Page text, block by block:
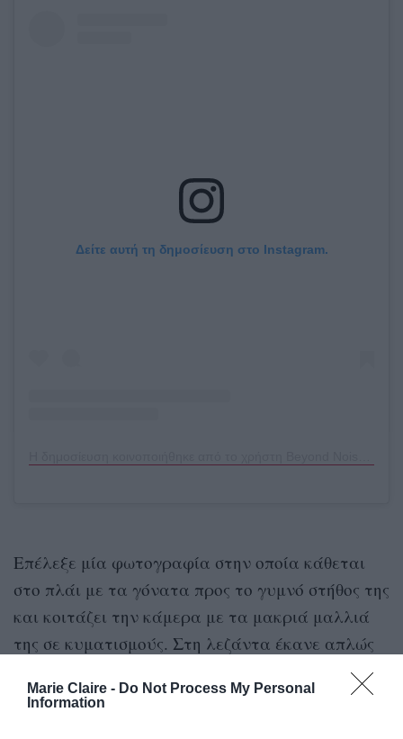
Marie Claire - Do Not Process My Personal
Information
Δείτε αυτή τη δημοσίευση στο Instagram.
Επέλεξε μία φωτογραφία στην οποία κάθεται
στο πλάι με τα γόνατα προς το γυμνό στήθος της
και κοιτάζει την κάμερα με τα μακριά μαλλιά
της σε κυματισμούς. Στη λεζάντα έκανε απλώς